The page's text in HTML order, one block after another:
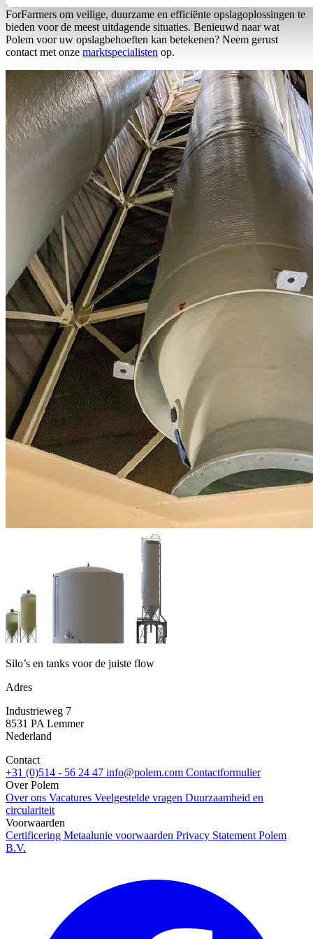
ForFarmers om veilige, duurzame en efficiënte opslagoplossingen te
bieden voor de meest uitdagende situaties. Benieuwd naar wat
Polem voor uw opslagbehoeften kan betekenen? Neem gerust
contact met onze marktspecialisten op.
Silo’s en tanks voor de juiste flow
Adres
Industrieweg 7
8531 PA Lemmer
Nederland
Contact
+31 (0)514 - 56 24 47 info@polem.com Contactformulier
Over Polem
Over ons Vacatures Veelgestelde vragen Duurzaamheid en
circulariteit
Voorwaarden
Certificering Metaalunie voorwaarden Privacy Statement Polem
B.V.